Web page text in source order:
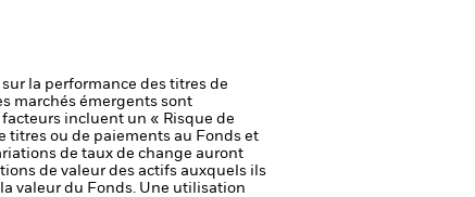
la performance des titres de
marchés émergents sont
incluent un « Risque de
titres ou de paiements au Fonds et
de taux de change auront
de valeur des actifs auxquels ils
valeur du Fonds. Une utilisation